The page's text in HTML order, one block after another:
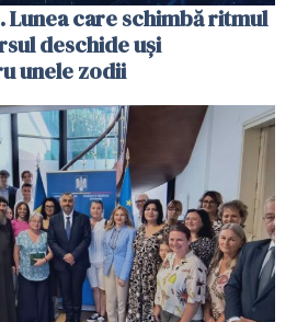
Lunea care schimbă ritmul
deschide uși
unele zodii